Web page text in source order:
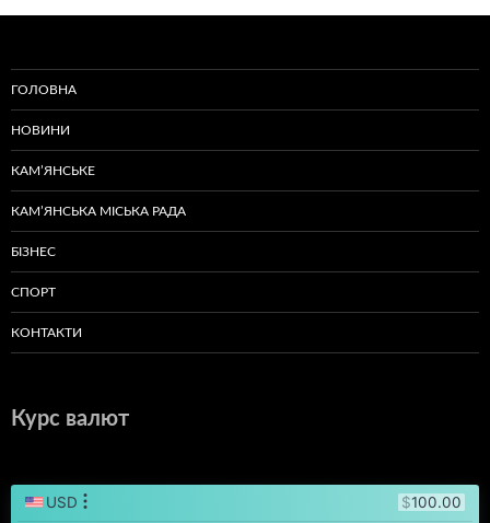
ГОЛОВНА
НОВИНИ
КАМ’ЯНСЬКЕ
КАМ’ЯНСЬКА МІСЬКА РАДА
БІЗНЕС
СПОРТ
КОНТАКТИ
Курс валют